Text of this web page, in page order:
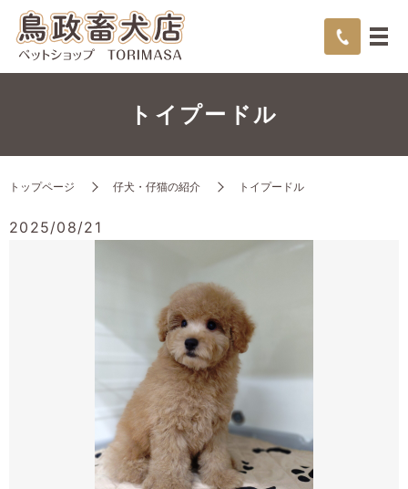
トイプードル
トップページ 仔犬・仔猫の紹介 トイプードル
2025/08/21